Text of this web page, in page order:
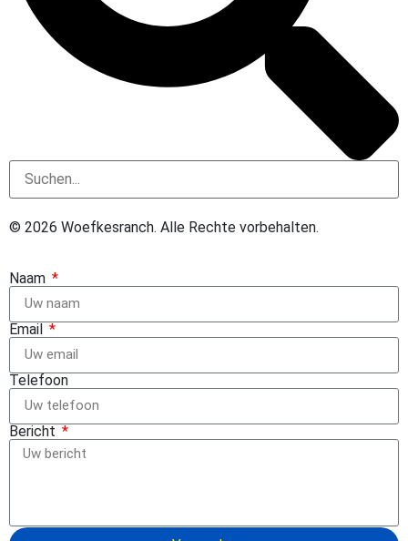
© 2026 Woefkesranch. Alle Rechte vorbehalten.
Naam
Email
Telefoon
Bericht